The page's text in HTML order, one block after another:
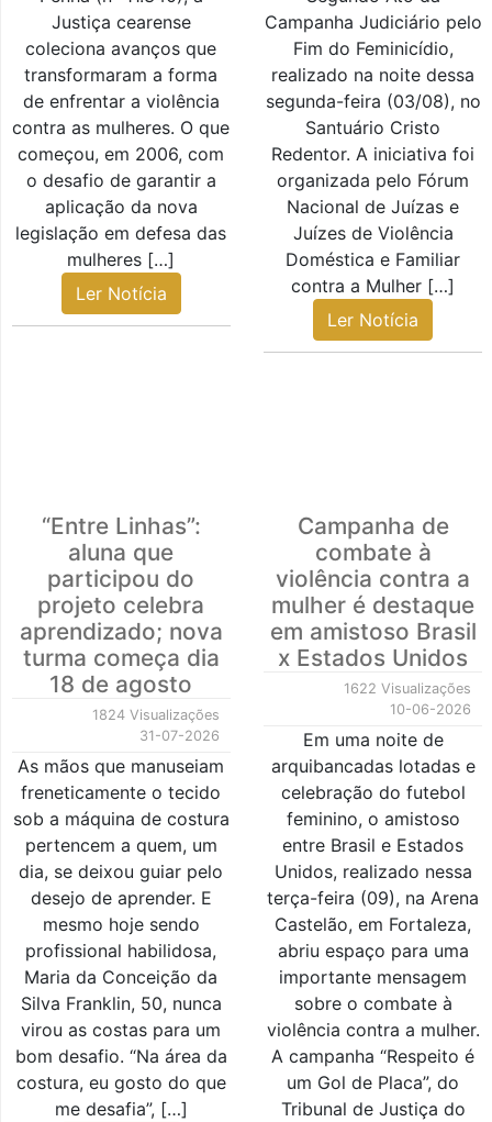
Justiça cearense
coleciona avanços que
transformaram a forma
de enfrentar a violência
contra as mulheres. O que
começou, em 2006, com
o desafio de garantir a
aplicação da nova
legislação em defesa das
mulheres […]
Ler Notícia
Campanha Judiciário pelo
Fim do Feminicídio,
realizado na noite dessa
segunda-feira (03/08), no
Santuário Cristo
Redentor. A iniciativa foi
organizada pelo Fórum
Nacional de Juízas e
Juízes de Violência
Doméstica e Familiar
contra a Mulher […]
Ler Notícia
“Entre Linhas”:
aluna que
participou do
projeto celebra
aprendizado; nova
turma começa dia
18 de agosto
1824 Visualizações
31-07-2026
As mãos que manuseiam
freneticamente o tecido
sob a máquina de costura
pertencem a quem, um
dia, se deixou guiar pelo
desejo de aprender. E
mesmo hoje sendo
profissional habilidosa,
Maria da Conceição da
Silva Franklin, 50, nunca
virou as costas para um
bom desafio. “Na área da
costura, eu gosto do que
me desafia”, […]
Campanha de
combate à
violência contra a
mulher é destaque
em amistoso Brasil
x Estados Unidos
1622 Visualizações
10-06-2026
Em uma noite de
arquibancadas lotadas e
celebração do futebol
feminino, o amistoso
entre Brasil e Estados
Unidos, realizado nessa
terça-feira (09), na Arena
Castelão, em Fortaleza,
abriu espaço para uma
importante mensagem
sobre o combate à
violência contra a mulher.
A campanha “Respeito é
um Gol de Placa”, do
Tribunal de Justiça do